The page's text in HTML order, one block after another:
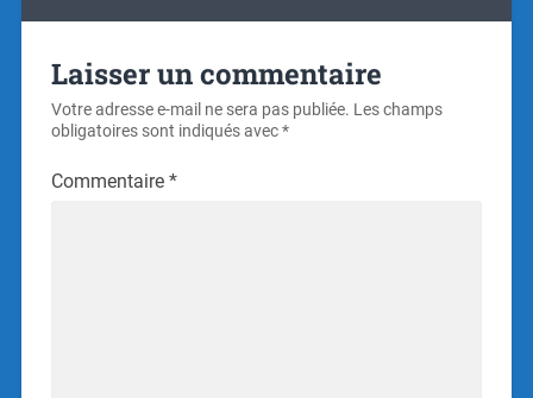
Laisser un commentaire
Votre adresse e-mail ne sera pas publiée. Les champs
obligatoires sont indiqués avec*
Commentaire *